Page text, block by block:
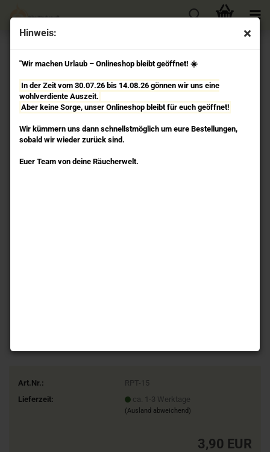
Hinweis:
"Wir machen Urlaub – Onlineshop bleibt geöffnet! ☀️
In der Zeit vom 30.07.26 bis 14.08.26 gönnen wir uns eine
wohlverdiente Auszeit.
Aber keine Sorge, unser Onlineshop bleibt für euch geöffnet!
Wir kümmern uns dann schnellstmöglich um eure Bestellungen,
sobald wir wieder zurück sind.
Euer Team von deine Räucherwelt.
« Erster « zurück weiter »
Letzter »
18Artikel in dieser Kategorie
Buddha Manjusri Weisheit​ - tibetisches Räucherpulver
Gangchen Himalayan
Art.Nr.:
RPT-15
Lieferzeit:
ca. 1-3 Werktage
(Ausland abweichend)
3,90 EUR